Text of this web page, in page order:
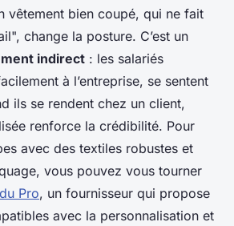
vêtement bien coupé, qui ne fait
change la posture. C’est un
indirect : les salariés
à l’entreprise, se sentent
ils se rendent chez un client,
renforce la crédibilité. Pour
avec des textiles robustes et
vous pouvez vous tourner
Pro, un fournisseur qui propose
avec la personnalisation et